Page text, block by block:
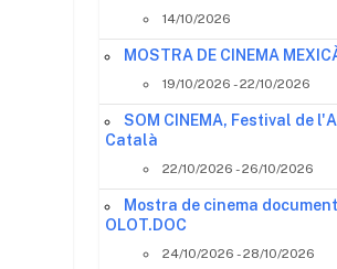
14/10/2026
MOSTRA DE CINEMA
19/10/2026 - 22/10/2026
SOM CINEMA, Festival de
Català
22/10/2026 - 26/10/2026
Mostra de cinema
OLOT.DOC
24/10/2026 - 28/10/2026